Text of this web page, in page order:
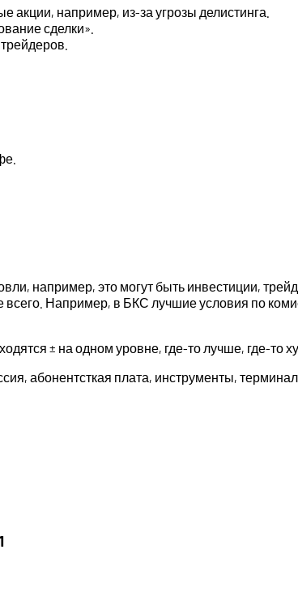
акции, например, из-за угрозы делистинга.
сделки».
например, это могут быть инвестиции,
Например, в БКС лучшие условия по
± на одном уровне, где-то лучше, где-то
абонентсткая плата, инструменты,